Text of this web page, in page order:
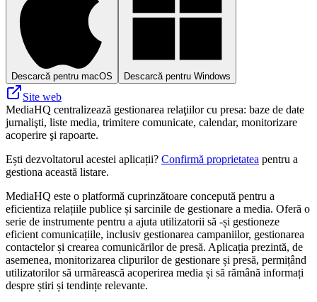
Descarcă pentru macOS Descarcă pentru Windows
Site web
MediaHQ centralizează gestionarea relaţiilor cu presa: baze de date
jurnalişti, liste media, trimitere comunicate, calendar, monitorizare
acoperire şi rapoarte.
Ești dezvoltatorul acestei aplicații? Confirmă proprietatea pentru a
gestiona această listare.
MediaHQ este o platformă cuprinzătoare concepută pentru a
eficientiza relațiile publice și sarcinile de gestionare a media. Oferă o
serie de instrumente pentru a ajuta utilizatorii să -și gestioneze
eficient comunicațiile, inclusiv gestionarea campaniilor, gestionarea
contactelor și crearea comunicărilor de presă. Aplicația prezintă, de
asemenea, monitorizarea clipurilor de gestionare și presă, permițând
utilizatorilor să urmărească acoperirea media și să rămână informați
despre știri și tendințe relevante.